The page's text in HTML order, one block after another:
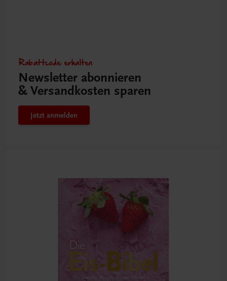
Rabattcode erhalten
Newsletter abonnieren
& Versandkosten sparen
Jetzt anmelden